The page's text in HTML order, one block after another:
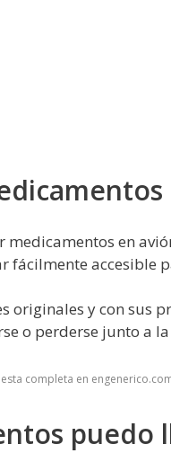
medicamentos en
fácilmente accesible
originales y con sus
o perderse junto a
completa en
puedo